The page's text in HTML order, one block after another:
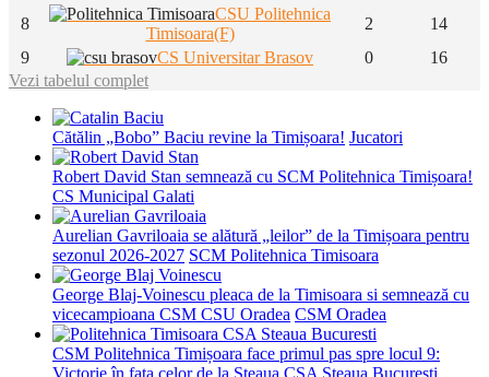
8
CSU Politehnica
Timisoara(F)
2
14
9
CS Universitar Brasov 0
16
Vezi tabelul complet
Cătălin „Bobo” Baciu revine la Timișoara! Jucatori
Robert David Stan semnează cu SCM Politehnica Timișoara!
CS Municipal Galati
Aurelian Gavriloaia se alătură „leilor” de la Timișoara pentru
sezonul 2026-2027 SCM Politehnica Timisoara
George Blaj-Voinescu pleaca de la Timisoara si semnează cu
vicecampioana CSM CSU Oradea CSM Oradea
CSM Politehnica Timișoara face primul pas spre locul 9:
Victorie în fața celor de la Steaua CSA Steaua Bucuresti